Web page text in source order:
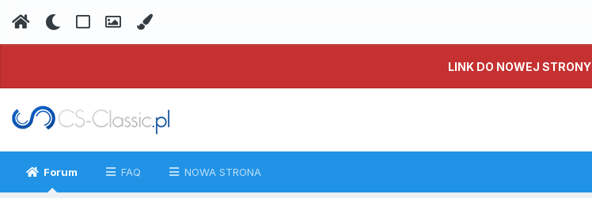
LINK DO NOWEJ STRONY
Forum FAQ NOWA STRONA